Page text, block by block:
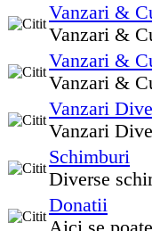
Vanzari &
Vanzari &
Vanzari &
Vanzari &
Vanzari
Vanzari
Schimburi
Diverse
Donatii